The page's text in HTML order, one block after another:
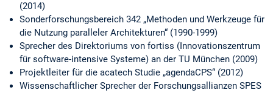
(2014)
Sonderforschungsbereich 342 „Methoden und Werkzeuge für
die Nutzung paralleler Architekturen“ (1990-1999)
Sprecher des Direktoriums von fortiss (Innovationszentrum
für software-intensive Systeme) an der TU München (2009)
Projektleiter für die acatech Studie „agendaCPS“ (2012)
Wissenschaftlicher Sprecher der Forschungsallianzen SPES